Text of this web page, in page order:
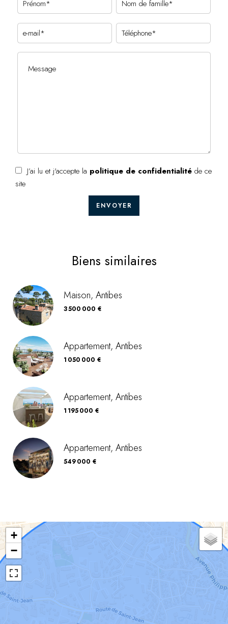
J’ai lu et j'accepte la politique de confidentialité de ce
site
ENVOYER
Biens similaires
Maison, Antibes
3 500 000 €
Appartement, Antibes
1 050 000 €
Appartement, Antibes
1 195 000 €
Appartement, Antibes
549 000 €
+
−